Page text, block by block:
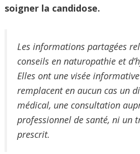
soigner la candidose.
Les informations partagées
conseils en naturopathie et
Elles ont une visée
remplacent en aucun cas un
médical, une consultation
professionnel de santé, ni un
prescrit.